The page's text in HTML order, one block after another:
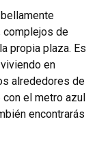
complejos de
propia plaza. Es
en
alrededores de
el metro azul
encontrarás